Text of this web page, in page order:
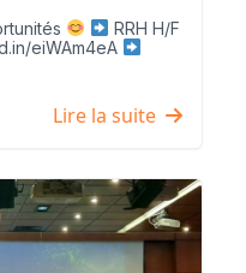
RRH H/F
eiWAm4eA
Lire la suite